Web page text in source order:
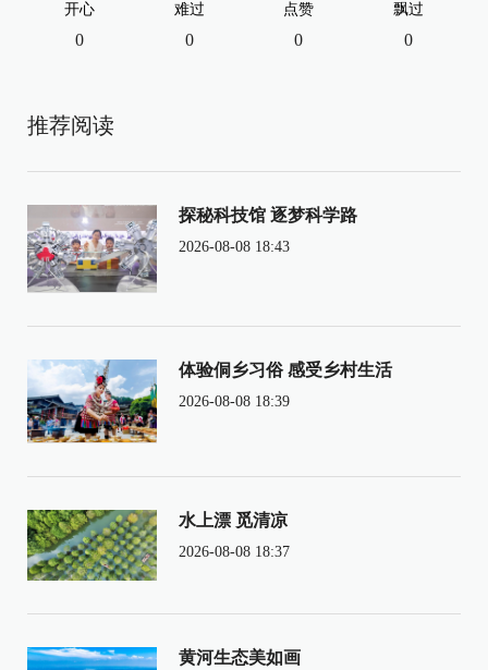
开心
0
难过
0
点赞
0
飘过
0
推荐阅读
探秘科技馆 逐梦科学路
2026-08-08 18:43
体验侗乡习俗 感受乡村生活
2026-08-08 18:39
水上漂 觅清凉
2026-08-08 18:37
黄河生态美如画